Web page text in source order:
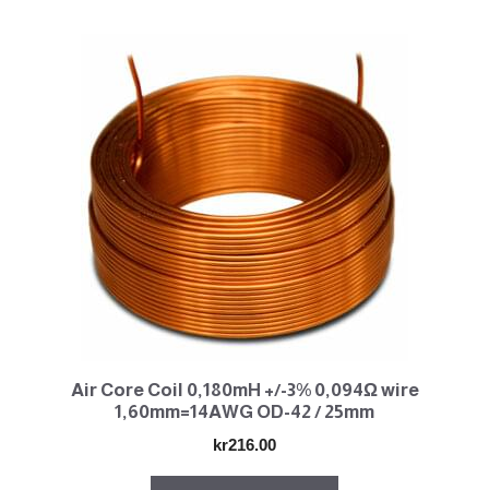
Air Core Coil 0,180mH +/-3% 0,094Ω wire
1,60mm=14AWG OD-42 / 25mm
kr216.00